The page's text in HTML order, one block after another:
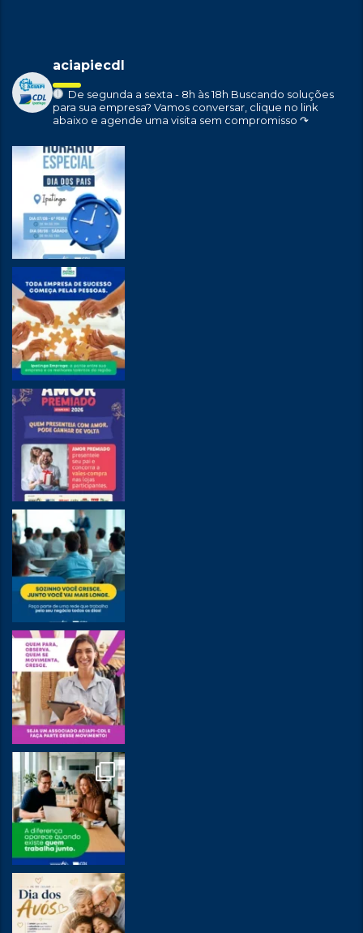
aciapiecdl
De segunda a sexta - 8h às 18h Buscando soluções
para sua empresa? Vamos conversar, clique no link
abaixo e agende uma visita sem compromisso ↷